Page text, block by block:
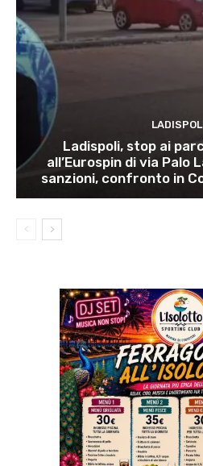
Ladispoli, stop ai
all’Eurospin di via Palo
sanzioni, confronto in